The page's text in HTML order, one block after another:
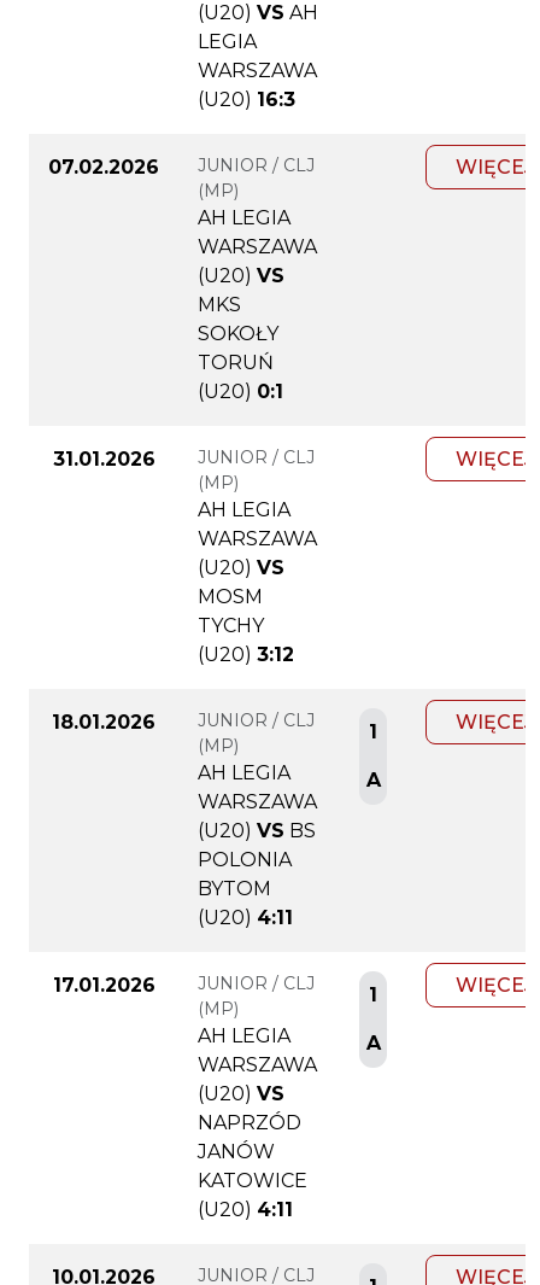
(U20) VS AH
LEGIA
WARSZAWA
(U20) 16:3
07.02.2026
JUNIOR / CLJ
(MP)
AH LEGIA
WARSZAWA
(U20) VS
MKS
SOKOŁY
TORUŃ
(U20) 0:1
WIĘCEJ
31.01.2026
JUNIOR / CLJ
(MP)
AH LEGIA
WARSZAWA
(U20) VS
MOSM
TYCHY
(U20) 3:12
WIĘCEJ
18.01.2026
JUNIOR / CLJ
(MP)
AH LEGIA
WARSZAWA
(U20) VS BS
POLONIA
BYTOM
(U20) 4:11
1
A
WIĘCEJ
17.01.2026
JUNIOR / CLJ
(MP)
AH LEGIA
WARSZAWA
(U20) VS
NAPRZÓD
JANÓW
KATOWICE
(U20) 4:11
1
A
WIĘCEJ
10.01.2026 JUNIOR / CLJ WIĘCEJ